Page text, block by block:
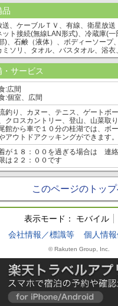
品
送、ケーブルＴＶ、有線、衛星放
ット接続(無線LAN形式)、冷蔵庫(
)、石鹸（液体）、ボディーソープ
ミソリ、タオル、バスタオル、浴衣
サービス
:広間
:個室、広間
釣り、カヌー、テニス、ゲートボ
クロスカントリー、登山、山菜取り
館から車で１０分の桂湖では、ボ
アウトドアクッキングができます。
が１８：００を過ぎる場合は 連
は２２：００です
このページのトッ
表示モード： モバイル
会社情報／標識等
個人情
© Rakuten Group, Inc.